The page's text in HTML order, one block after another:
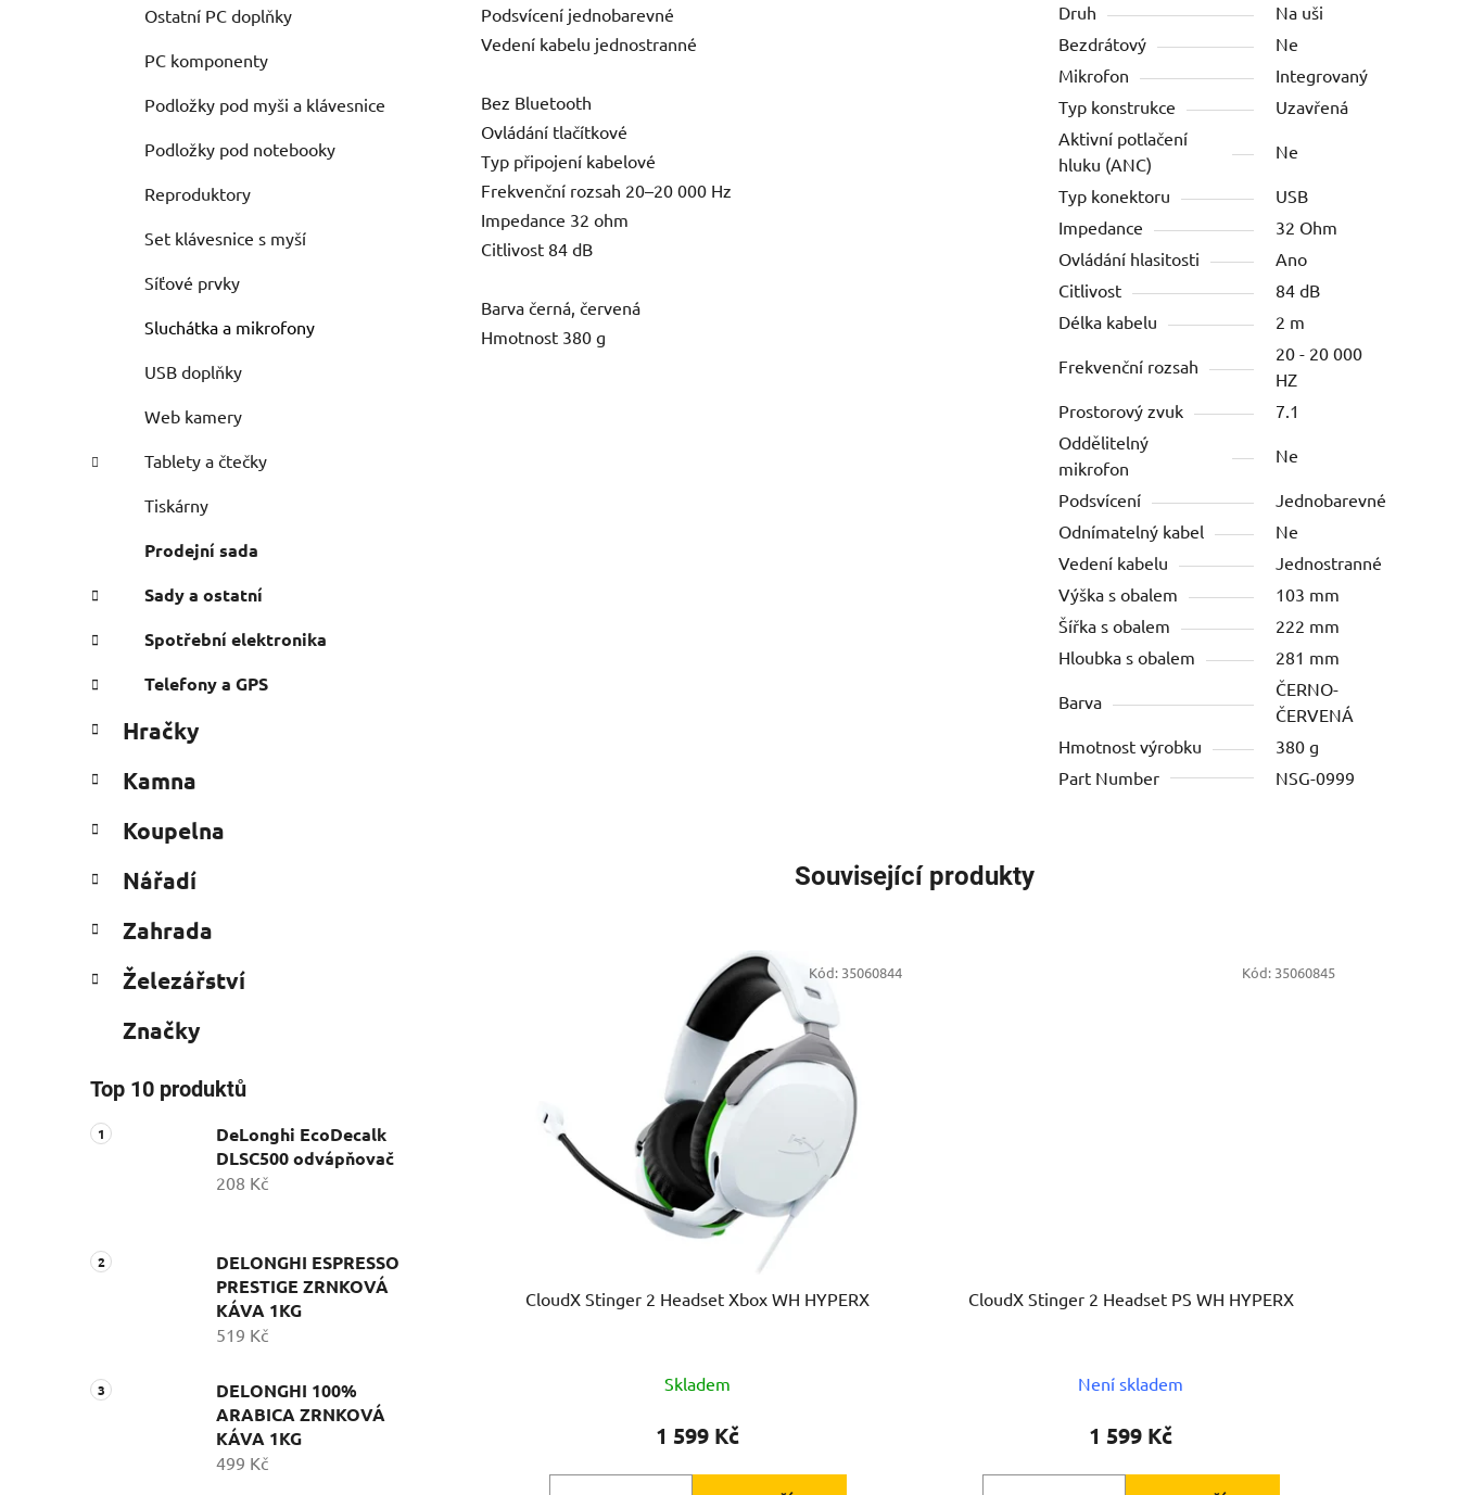
Ostatní PC doplňky
PC komponenty
Podložky pod myši a klávesnice
Podložky pod notebooky
Reproduktory
Set klávesnice s myší
Síťové prvky
Sluchátka a mikrofony
USB doplňky
Web kamery
Tablety a čtečky
Tiskárny
Prodejní sada
Sady a ostatní
Spotřební elektronika
Telefony a GPS
Hračky
Kamna
Koupelna
Nářadí
Zahrada
Železářství
Značky
Top 10 produktů
DeLonghi EcoDecalk
DLSC500 odvápňovač
208 Kč
DELONGHI ESPRESSO
PRESTIGE ZRNKOVÁ
KÁVA 1KG
519 Kč
DELONGHI 100%
ARABICA ZRNKOVÁ
KÁVA 1KG
499 Kč
Podsvícení jednobarevné
Vedení kabelu jednostranné
Bez Bluetooth
Ovládání tlačítkové
Typ připojení kabelové
Frekvenční rozsah 20–20 000 Hz
Impedance 32 ohm
Citlivost 84 dB
Barva černá, červená
Hmotnost 380 g
Druh
Na uši
Bezdrátový
Ne
Mikrofon
Integrovaný
Typ konstrukce
Uzavřená
Aktivní potlačení
hluku (ANC)
Ne
Typ konektoru
USB
Impedance
32 Ohm
Ovládání hlasitosti
Ano
Citlivost
84 dB
Délka kabelu
2 m
Frekvenční rozsah
20 - 20 000
HZ
Prostorový zvuk
7.1
Oddělitelný
mikrofon
Ne
Podsvícení
Jednobarevné
Odnímatelný kabel
Ne
Vedení kabelu
Jednostranné
Výška s obalem
103 mm
Šířka s obalem
222 mm
Hloubka s obalem
281 mm
Barva
ČERNO-
ČERVENÁ
Hmotnost výrobku
380 g
Part Number
NSG-0999
Související produkty
CloudX Stinger 2 Headset Xbox WH HYPERX
Skladem
1 599 Kč
Kód: 35060844
CloudX Stinger 2 Headset PS WH HYPERX
Není skladem
1 599 Kč
Kód: 35060845